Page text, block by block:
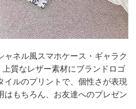
ャネル風スマホケース・ギャラク
上質なレザー素材にブランドロゴ
イルのプリントで、個性さが表現
はもちろん、お友達へのプレゼン